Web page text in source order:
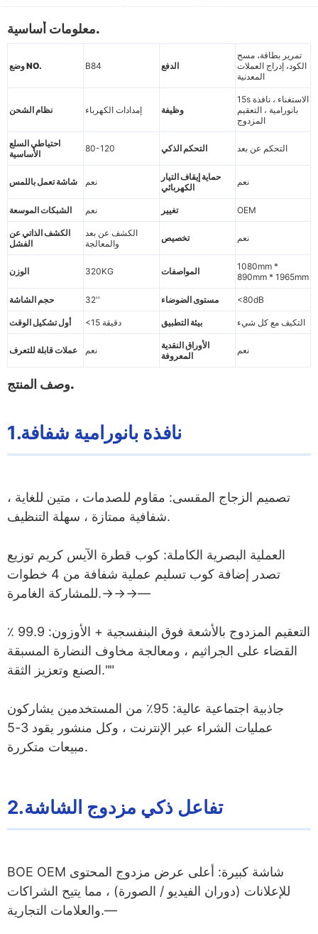
معلومات أساسية.
وضع NO. B84 الدفع
تمرير بطاقة، مسح
الكود، إدراج العملات
المعدنية
نظام الشحن إمدادات الكهرباء وظيفة
15s الاستغناء ، نافذة
بانورامية ، التعقيم
المزدوج
احتياطي السلع
الأساسية
80-120 التحكم الذكي التحكم عن بعد
شاشة تعمل باللمس نعم
حماية إيقاف التيار
الكهربائي
نعم
الشبكات الموسعة نعم تغيير OEM
الكشف الذاتي عن
الفشل
الكشف عن بعد
والمعالجة
تخصيص نعم
الوزن 320KG المواصفات
1080mm *
890mm * 1965mm
حجم الشاشة 32'' مستوى الضوضاء <80dB
أول تشكيل الوقت <15 دقيقة بيئة التطبيق التكيف مع كل شيء
عملات قابلة للتعرف نعم
الأوراق النقدية
المعروفة
نعم
وصف المنتج.
1.نافذة بانورامية شفافة
تصميم الزجاج المقسى: مقاوم للصدمات ، متين للغاية ،
شفافية ممتازة ، سهلة التنظيف.
العملية البصرية الكاملة: كوب قطرة الآيس كريم توزيع
تصدر إضافة كوب تسليم عملية شفافة من 4 خطوات
للمشاركة الغامرة.→→→—
التعقيم المزدوج بالأشعة فوق البنفسجية + الأوزون: 99.9 ٪
القضاء على الجراثيم ، ومعالجة مخاوف النضارة المسبقة
الصنع وتعزيز الثقة.""
جاذبية اجتماعية عالية: 95٪ من المستخدمين يشاركون
عمليات الشراء عبر الإنترنت ، وكل منشور يقود 3-5
مبيعات متكررة.
2.تفاعل ذكي مزدوج الشاشة
BOE OEM شاشة كبيرة: أعلى عرض مزدوج المحتوى
للإعلانات (دوران الفيديو / الصورة) ، مما يتيح الشراكات
والعلامات التجارية.—